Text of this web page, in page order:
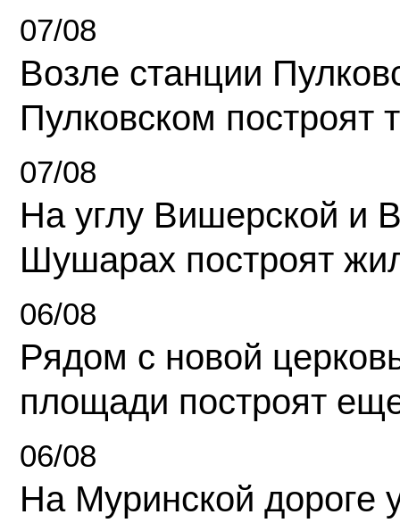
07/08
Возле станции
Пулковском построят
07/08
На углу Вишерской и
Шушарах построят
06/08
Рядом с новой
площади построят
06/08
На Муринской дороге